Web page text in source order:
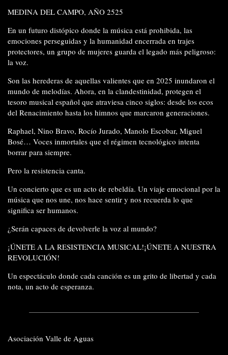
MEDINA DEL CAMPO, AÑO 2525
En un futuro distópico donde la música está prohibida, las
emociones perseguidas y la humanidad encerrada en trajes
protectores, un grupo de mujeres guarda el legado más peligroso:
la voz.
Son las herederas de aquellas valientes que en 2025 inundaron el
mundo de melodías. Ahora, en la clandestinidad, protegen el
tesoro musical español que atraviesa cinco siglos: desde los ecos
del Renacimiento hasta los himnos que marcaron generaciones.
Raphael, Nino Bravo, Rocío Jurado, Manolo Escobar, Miguel
Bosé… Voces inmortales que el régimen tecnológico intenta
borrar para siempre.
Pero la resistencia canta.
Un concierto que es un acto de rebeldía. Un viaje emocional por la
música que nos une, nos hace sentir y nos recuerda lo que
significa ser humanos.
¿Serán capaces de devolverle la voz al mundo?
¡ÚNETE A LA RESISTENCIA MUSICAL!¡ÚNETE A NUESTRA
REVOLUCIÓN!
Un espectáculo donde cada canción es un grito de libertad y cada
nota, un acto de esperanza.
Asociación Valle de Aguas